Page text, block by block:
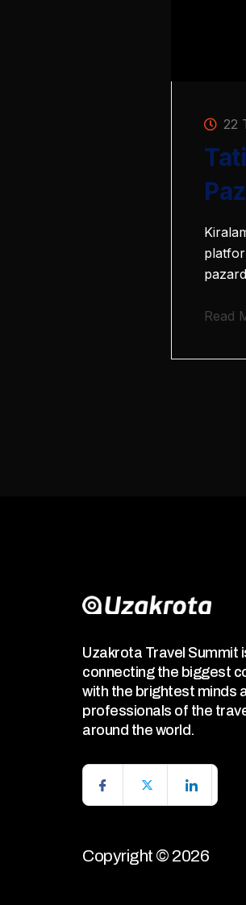
22
Read
Uzakrota Travel Summit
connecting the biggest
with the brightest minds
professionals of the
around the world.
Copyright © 2026